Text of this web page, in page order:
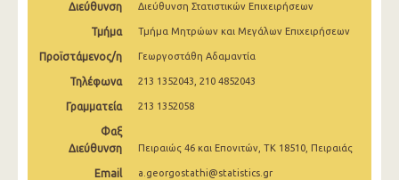
Ιουλίου 2024
Ιουνίου 2024
Μαΐου 2024
Απριλίου 2024
Μαρτίου 2024
Φεβρουαρίου 2024
Διεύθυνση Διεύθυνση Στατιστικών Επιχειρήσεων
Τμήμα Τμήμα Μητρώων και Μεγάλων Επιχειρήσεων
Προϊστάμενος/η Γεωργοστάθη Αδαμαντία
Τηλέφωνα 213 1352043, 210 4852043
Γραμματεία 213 1352058
Φαξ
Διεύθυνση
Πειραιώς 46 και Επονιτών, ΤΚ 18510, Πειραιάς
Email a.georgostathi@statistics.gr